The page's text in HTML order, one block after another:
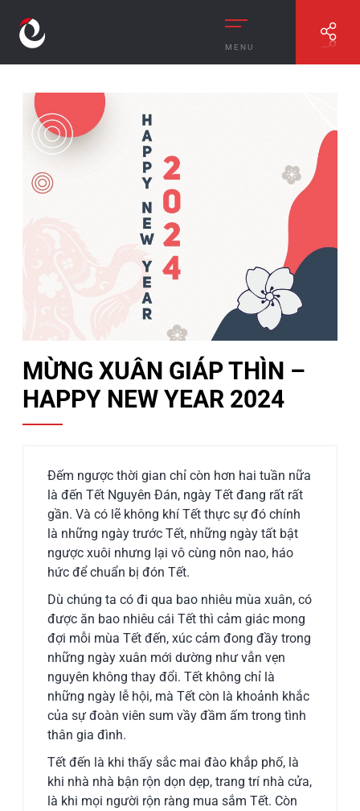
MENU
//MỪNG XUÂN GIÁP THÌN – HAPPY NEW YEAR 2024
MỪNG XUÂN GIÁP THÌN –
HAPPY NEW YEAR 2024
Đếm ngược thời gian chỉ còn hơn hai tuần nữa
là đến Tết Nguyên Đán, ngày Tết đang rất rất
gần. Và có lẽ không khí Tết thực sự đó chính
là những ngày trước Tết, những ngày tất bật
ngược xuôi nhưng lại vô cùng nôn nao, háo
hức để chuẩn bị đón Tết.
Dù chúng ta có đi qua bao nhiêu mùa xuân, có
được ăn bao nhiêu cái Tết thì cảm giác mong
đợi mỗi mùa Tết đến, xúc cảm đong đầy trong
những ngày xuân mới dường như vẫn vẹn
nguyên không thay đổi. Tết không chỉ là
những ngày lễ hội, mà Tết còn là khoảnh khắc
của sự đoàn viên sum vầy đầm ấm trong tình
thân gia đình.
Tết đến là khi thấy sắc mai đào khắp phố, là
khi nhà nhà bận rộn dọn dẹp, trang trí nhà cửa,
là khi mọi người rộn ràng mua sắm Tết. Còn